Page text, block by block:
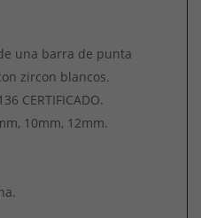
una barra de punta
zircon blancos.
CERTIFICADO.
10mm, 12mm.